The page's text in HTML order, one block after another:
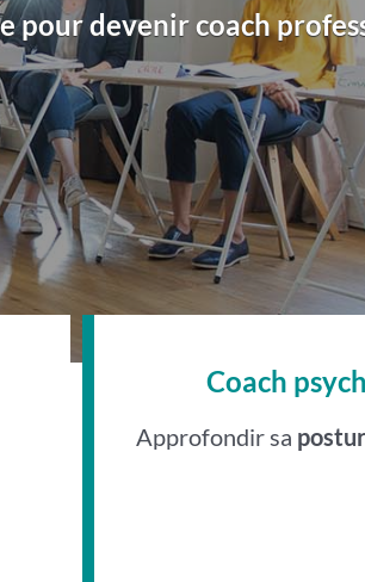
pour devenir coach
Coach
Approfondir sa